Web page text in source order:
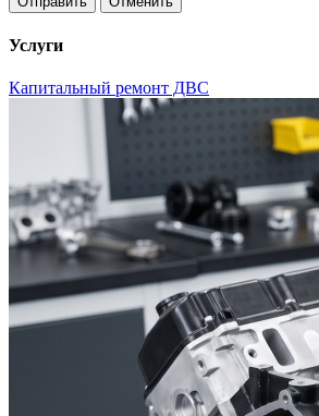
Услуги
Капитальный ремонт ДВС